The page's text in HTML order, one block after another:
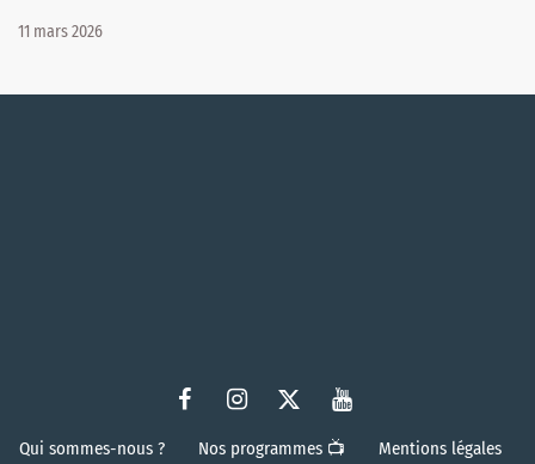
11 mars 2026
Qui sommes-nous ? Nos programmes 📺 Mentions légales